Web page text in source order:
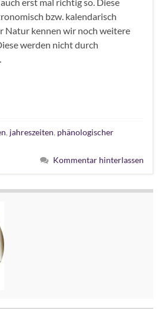
bzw. kalendarisch
Natur kennen wir noch weitere
werden nicht durch
, jahreszeiten, phänologischer
Kommentar hinterlassen